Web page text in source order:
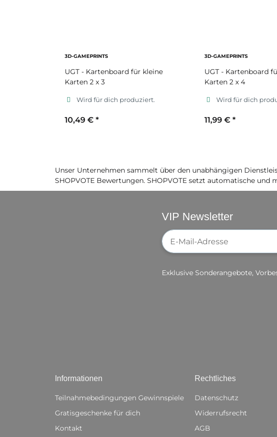
3D-GAMEPRINTS
UGT - Kartenboard für kleine
Karten 2 x 3
Wird für dich produziert.
10,49 € *
3D-GAMEPRINTS
UGT - Kartenboard
Karten 2 x 4
Wird für dich
11,99 € *
Unser Unternehmen sammelt über den unabhängigen
SHOPVOTE Bewertungen. SHOPVOTE setzt automatische und
VIP Newsletter
Newsletter-Registrierung
Exklusive Sonderangebote,
Informationen
Teilnahmebedingungen Gewinnspiele
Gratisgeschenke für dich
Kontakt
Rechtliches
Datenschutz
Widerrufsrecht
AGB